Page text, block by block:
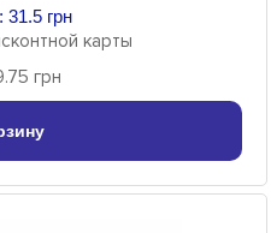
31.5 грн
карты
грн